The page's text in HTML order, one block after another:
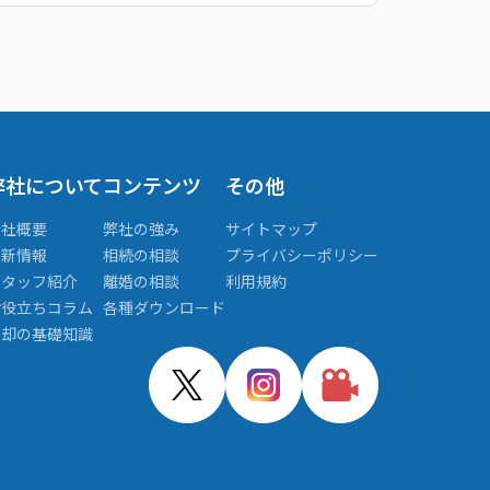
について
概要
情報
ッフ紹介
立ちコラム
の基礎知識
コンテンツ
弊社の強み
相続の相談
離婚の相談
各種ダウンロード
その他
サイトマップ
プライバシーポリシー
利用規約